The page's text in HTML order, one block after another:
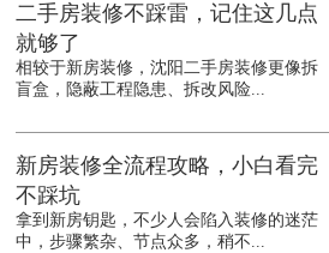
二手房装修不踩雷，记住这几点
就够了
相较于新房装修，沈阳二手房装修更像拆
盲盒，隐蔽工程隐患、拆改风险...
新房装修全流程攻略，小白看完
不踩坑
拿到新房钥匙，不少人会陷入装修的迷茫
中，步骤繁杂、节点众多，稍不...